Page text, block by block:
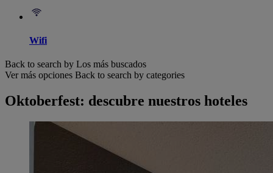
Wifi
Back to search by Los más buscados
Ver más opciones Back to search by categories
Oktoberfest: descubre nuestros hoteles